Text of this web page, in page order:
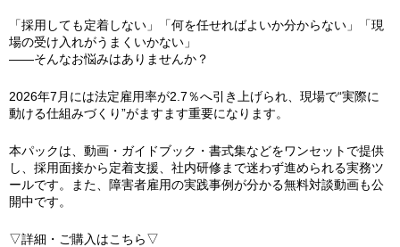
「採用しても定着しない」「何を任せればよいか分からない」「現
場の受け入れがうまくいかない」
――そんなお悩みはありませんか？
2026年7月には法定雇用率が2.7％へ引き上げられ、現場で“実際に
動ける仕組みづくり”がますます重要になります。
本パックは、動画・ガイドブック・書式集などをワンセットで提供
し、採用面接から定着支援、社内研修まで迷わず進められる実務ツ
ールです。また、障害者雇用の実践事例が分かる無料対談動画も公
開中です。
▽詳細・ご購入はこちら▽